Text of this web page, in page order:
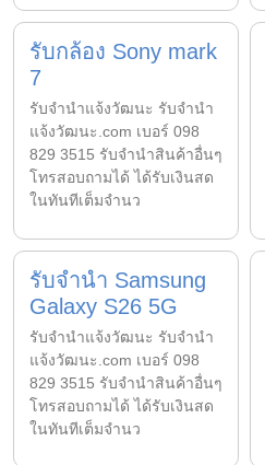
รับกล้อง Sony mark
7
รับจํานําแจ้งวัฒนะ รับจํานํา
แจ้งวัฒนะ.com เบอร์ 098
829 3515 รับจำนำสินค้าอื่นๆ
โทรสอบถามได้ ได้รับเงินสด
ในทันทีเต็มจำนว
รับจำนำ Samsung
Galaxy S26 5G
รับจํานําแจ้งวัฒนะ รับจํานํา
แจ้งวัฒนะ.com เบอร์ 098
829 3515 รับจำนำสินค้าอื่นๆ
โทรสอบถามได้ ได้รับเงินสด
ในทันทีเต็มจำนว